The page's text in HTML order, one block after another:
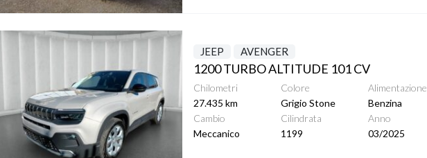
Vedi dettagli
JEEP AVENGER
1200 TURBO ALTITUDE 101 CV
Chilometri
27.435 km
Colore
Grigio Stone
Alimentazione
Benzina
Cambio
Meccanico
Cilindrata
1199
Anno
03/2025